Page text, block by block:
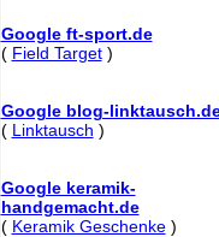
Google ft-sport.de
( Field Target)
Google blog-
( Linktausch )
Google keramik-
handgemacht.de
( Keramik Geschenke)